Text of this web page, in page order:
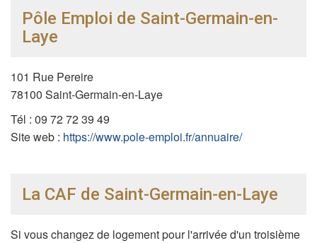
Pôle Emploi de Saint-Germain-en-
Laye
101 Rue Pereire
78100 Saint-Germain-en-Laye
Tél : 09 72 72 39 49
Site web : https://www.pole-emploi.fr/annuaire/
La CAF de Saint-Germain-en-Laye
Si vous changez de logement pour l'arrivée d'un troisième